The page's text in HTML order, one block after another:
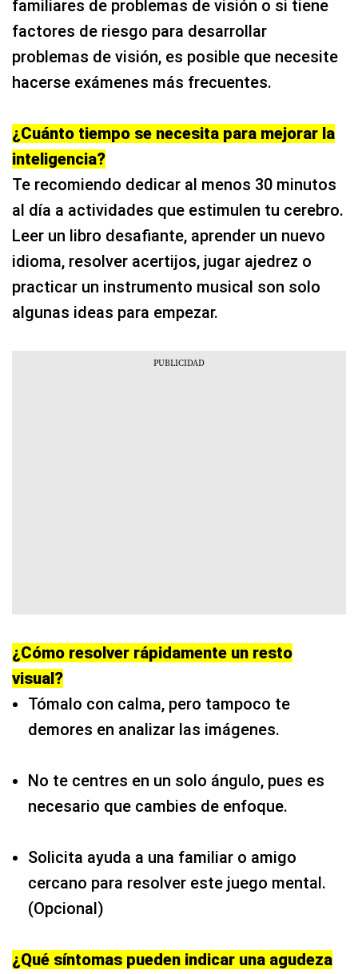
familiares de problemas de visión o si tiene
factores de riesgo para desarrollar
problemas de visión, es posible que necesite
hacerse exámenes más frecuentes.
¿Cuánto tiempo se necesita para mejorar la
inteligencia?
Te recomiendo dedicar al menos 30 minutos
al día a actividades que estimulen tu cerebro.
Leer un libro desafiante, aprender un nuevo
idioma, resolver acertijos, jugar ajedrez o
practicar un instrumento musical son solo
algunas ideas para empezar.
¿Cómo resolver rápidamente un resto
visual?
Tómalo con calma, pero tampoco te
demores en analizar las imágenes.
No te centres en un solo ángulo, pues es
necesario que cambies de enfoque.
Solicita ayuda a una familiar o amigo
cercano para resolver este juego mental.
(Opcional)
¿Qué síntomas pueden indicar una agudeza